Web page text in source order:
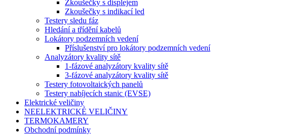
Zkoušečky s displejem
Zkoušečky s indikací led
Testery sledu fáz
Hledání a třídění kabelů
Lokátory podzemních vedení
Příslušenství pro lokátory podzemních vedení
Analyzátory kvality sítě
1-fázové analyzátory kvality sítě
3-fázové analyzátory kvality sítě
Testery fotovoltaických panelů
Testery nabíjecích stanic (EVSE)
Elektrické veličiny
NEELEKTRICKÉ VELIČINY
TERMOKAMERY
Obchodní podmínky